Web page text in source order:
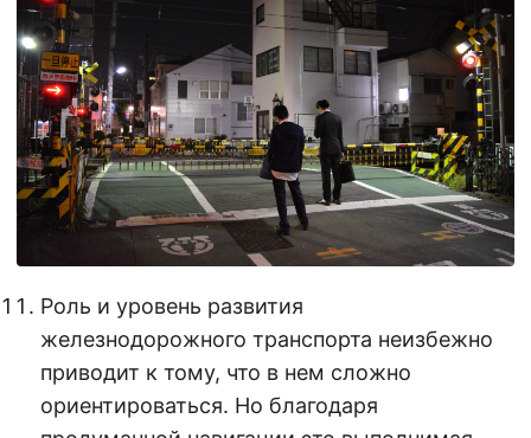
Роль и уровень развития
железнодорожного транспорта неизбежно
приводит к тому, что в нем сложно
ориентироваться. Но благодаря